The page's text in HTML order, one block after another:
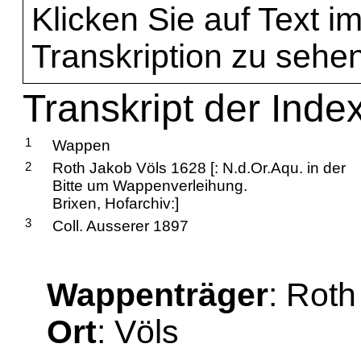
Klicken Sie auf Text
Transkription zu
Transkript der
1 Wappen
2
Roth Jakob Völs 1628 [: N.d.Or.Aqu. in der
Bitte um Wappenverleihung.
Brixen, Hofarchiv:]
3 Coll. Ausserer 1897
Wappenträger:
Ort: Völs